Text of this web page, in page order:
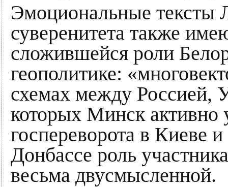
Эмоциональные тексты
суверенитета также
сложившейся роли
геополитике:
схемах между Россией,
которых Минск активно
госпереворота в Киеве
Донбассе роль
весьма двусмысленной.